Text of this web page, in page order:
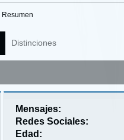
Resumen
Distinciones
Mensajes:
Redes Sociales:
Edad: